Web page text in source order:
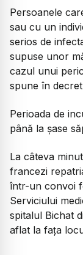
Persoanele
sau cu un
serios de
supuse unor
cazul unui
spune în
Perioada de
până la șase
La câteva
francezi
într-un convoi
Serviciului
spitalul Bichat
aflat la fața